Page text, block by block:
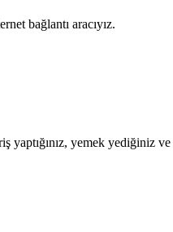
bağlantı aracıyız.
yaptığınız, yemek yediğiniz